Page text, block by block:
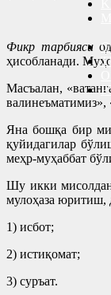
Фикр тарбияси
ҳисобланади.
Масъалан,
валинеъматимиз»,
Яна бошқа бир
қуйидагилар
меҳр-муҳаббат
Шу икки мисолдан
мулоҳаза
1) исбот;
2) истиқомат;
3) суръат.